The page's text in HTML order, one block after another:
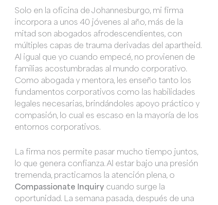
Solo en la oficina de Johannesburgo, mi firma
incorpora a unos 40 jóvenes al año, más de la
mitad son abogados afrodescendientes, con
múltiples capas de trauma derivadas del apartheid.
Al igual que yo cuando empecé, no provienen de
familias acostumbradas al mundo corporativo.
Como abogada y mentora, les enseño tanto los
fundamentos corporativos como las habilidades
legales necesarias, brindándoles apoyo práctico y
compasión, lo cual es escaso en la mayoría de los
entornos corporativos.
La firma nos permite pasar mucho tiempo juntos,
lo que genera confianza. Al estar bajo una presión
tremenda, practicamos la atención plena, o
Compassionate Inquiry cuando surge la
oportunidad. La semana pasada, después de una